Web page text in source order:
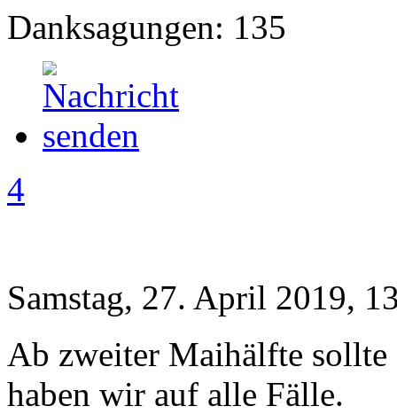
Danksagungen: 135
4
Samstag, 27. April 2019,
Ab zweiter Maihälfte sollte
haben wir auf alle Fälle.